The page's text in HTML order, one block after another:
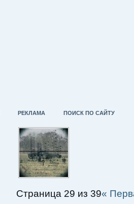
РЕКЛАМА ПОИСК ПО САЙТУ
Страница 29 из 39«